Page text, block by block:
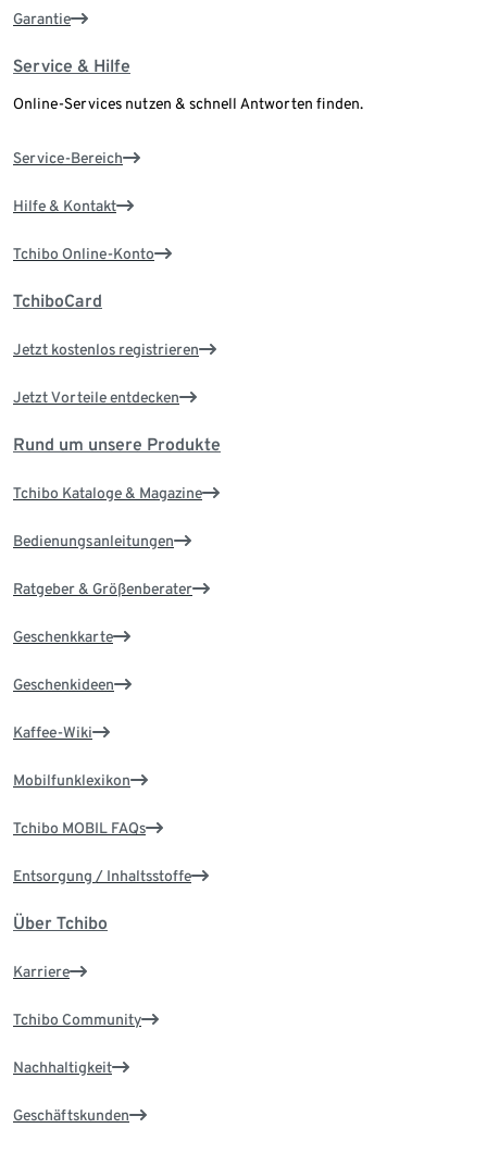
Garantie
Service & Hilfe
Online-Services nutzen & schnell Antworten finden.
Service-Bereich
Hilfe & Kontakt
Tchibo Online-Konto
TchiboCard
Jetzt kostenlos registrieren
Jetzt Vorteile entdecken
Rund um unsere Produkte
Tchibo Kataloge & Magazine
Bedienungsanleitungen
Ratgeber & Größenberater
Geschenkkarte
Geschenkideen
Kaffee-Wiki
Mobilfunklexikon
Tchibo MOBIL FAQs
Entsorgung / Inhaltsstoffe
Über Tchibo
Karriere
Tchibo Community
Nachhaltigkeit
Geschäftskunden